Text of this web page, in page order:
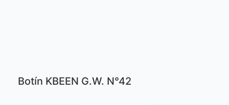
Botín KBEEN G.W. N°42